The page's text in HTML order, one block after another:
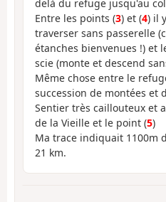
delà du refuge jusqu'au
Entre les points (3) et (4) il
traverser sans passerelle
étanches bienvenues !) et
scie (monte et descend
Même chose entre le
succession de montées et
Sentier très caillouteux et
de la Vieille et le point (5)
Ma trace indiquait 1100m
21 km.